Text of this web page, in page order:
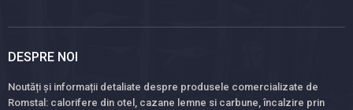
DESPRE NOI
Noutăți și informații detaliate despre produsele comercializate de
Romstal: calorifere din otel, cazane lemne si carbune, încalzire prin